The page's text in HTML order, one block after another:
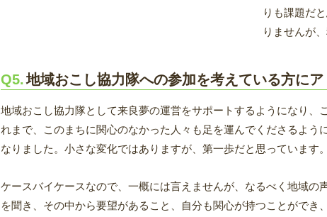
りも課題だ
りませんが
Q5.地域おこし協力隊への参加を考えている方に
地域おこし協力隊として来良夢の運営をサポートするようになり、こ
れまで、このまちに関心のなかった人々も足を運んでくださるよう
なりました。小さな変化ではありますが、第一歩だと思っています。
ケースバイケースなので、一概には言えませんが、なるべく地域の
を聞き、その中から要望があること、自分も関心が持つことができ、